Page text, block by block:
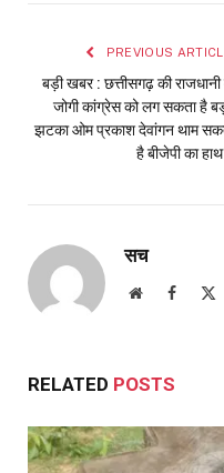
PREVIOUS
बड़ी खबर : छत्तीसगढ़ की राजधानी
जोगी कांग्रेस को लग सकता है
झटका ओम प्रकाश देवांगन थाम
है बीजेपी का
सच
Website
RELATED POSTS